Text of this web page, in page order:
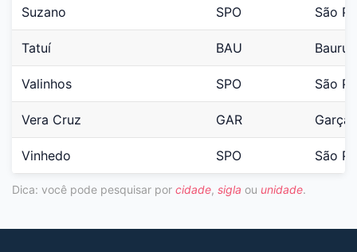
Suzano SPO São
Tatuí BAU Bauru
Valinhos SPO São
Vera Cruz GAR Garça
Vinhedo SPO São
Dica: você pode pesquisar por cidade, sigla ou unidade.